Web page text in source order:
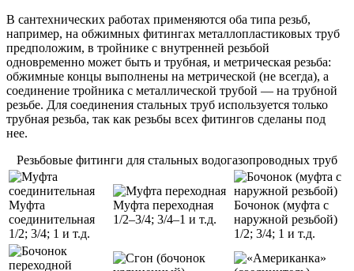
В сантехнических работах применяются оба типа резьб,
например, на обжимных фитингах металлопластиковых труб
предположим, в тройнике с внутренней резьбой
одновременно может быть и трубная, и метрическая резьба:
обжимные концы выполнены на метрической (не всегда), а
соединение тройника с металлической трубой — на трубной
резьбе. Для соединения стальных труб используется только
трубная резьба, так как резьбы всех фитингов сделаны под
нее.
Резьбовые фитинги для стальных водогазопроводных труб
Муфта
соединительная
1/2; 3/4; 1 и т.д.
Муфта переходная
1/2–3/4; 3/4–1 и т.д.
Бочонок (муфта с
наружной резьбой)
1/2; 3/4; 1 и т.д.